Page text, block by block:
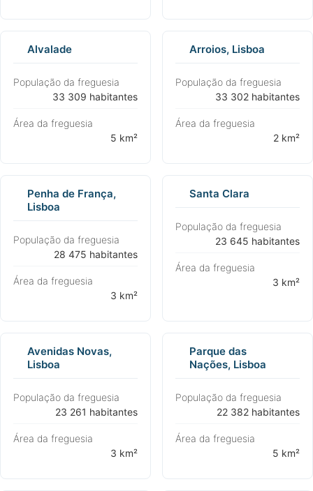
Alvalade
População da freguesia
⁨33 309 habitantes⁩
Área da freguesia
⁨5 km²⁩
Arroios, Lisboa
População da freguesia
⁨33 302 habitantes⁩
Área da freguesia
⁨2 km²⁩
Penha de França,
Lisboa
População da freguesia
⁨28 475 habitantes⁩
Área da freguesia
⁨3 km²⁩
Santa Clara
População da freguesia
⁨23 645 habitantes⁩
Área da freguesia
⁨3 km²⁩
Avenidas Novas,
Lisboa
População da freguesia
⁨23 261 habitantes⁩
Área da freguesia
⁨3 km²⁩
Parque das
Nações, Lisboa
População da freguesia
⁨22 382 habitantes⁩
Área da freguesia
⁨5 km²⁩